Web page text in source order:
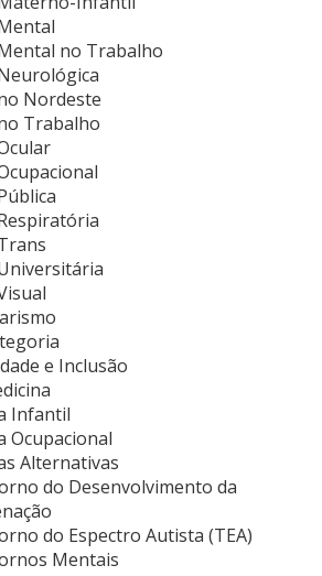
no Trabalho
Nordeste
Trabalho
e Inclusão
Infantil
Ocupacional
Alternativas
do Desenvolvimento da
do Espectro Autista (TEA)
Mentais